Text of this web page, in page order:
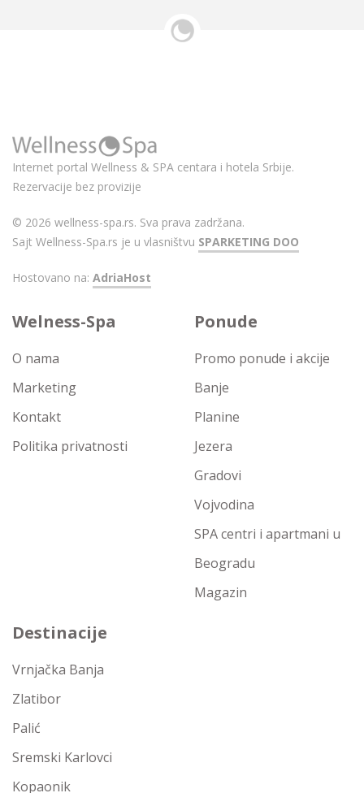
Internet portal Wellness & SPA centara i hotela Srbije.
Rezervacije bez provizije
© 2026 wellness-spa.rs. Sva prava zadržana.
Sajt Wellness-Spa.rs je u vlasništvu SPARKETING DOO
Hostovano na: AdriaHost
Welness-Spa
O nama
Marketing
Kontakt
Politika privatnosti
Ponude
Promo ponude i akcije
Banje
Planine
Jezera
Gradovi
Vojvodina
SPA centri i apartmani u
Beogradu
Magazin
Destinacije
Vrnjačka Banja
Zlatibor
Palić
Sremski Karlovci
Kopaonik